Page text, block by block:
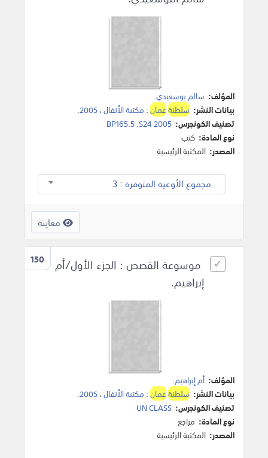
المؤلف: سالم بوسعيدي.
بيانات النشر: سلطنةعمان: مكتبة الأنفال،2005
.
تصنيف الكونجرس: BP165.5 .S24 2005
نوع المادة: كتب
المصدر: المكتبة الرئيسية
مجموع الأوعية المتوفرة : 3
معاينة
150
موسوعة القصص : الجزء الأول/أم
إبراهيم.
المؤلف: أم إبراهيم.
بيانات النشر: سلطنةعمان: مكتبة الأنفال،2005
.
تصنيف الكونجرس: UN CLASS
نوع المادة: مراجع
المصدر: المكتبة الرئيسية